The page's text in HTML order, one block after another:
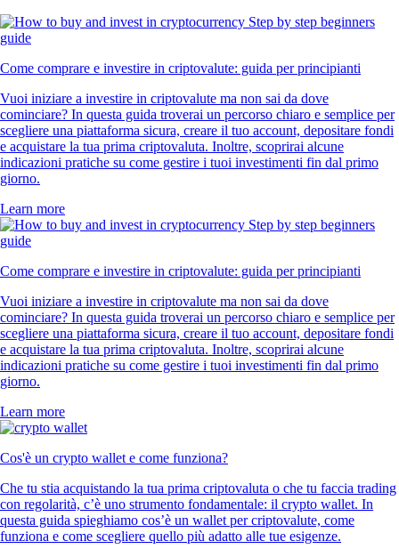
Come comprare e investire in criptovalute: guida per principianti
Vuoi iniziare a investire in criptovalute ma non sai da dove
cominciare? In questa guida troverai un percorso chiaro e semplice per
scegliere una piattaforma sicura, creare il tuo account, depositare fondi
e acquistare la tua prima criptovaluta. Inoltre, scoprirai alcune
indicazioni pratiche su come gestire i tuoi investimenti fin dal primo
giorno.
Learn more
Come comprare e investire in criptovalute: guida per principianti
Vuoi iniziare a investire in criptovalute ma non sai da dove
cominciare? In questa guida troverai un percorso chiaro e semplice per
scegliere una piattaforma sicura, creare il tuo account, depositare fondi
e acquistare la tua prima criptovaluta. Inoltre, scoprirai alcune
indicazioni pratiche su come gestire i tuoi investimenti fin dal primo
giorno.
Learn more
Cos'è un crypto wallet e come funziona?
Che tu stia acquistando la tua prima criptovaluta o che tu faccia trading
con regolarità, c’è uno strumento fondamentale: il crypto wallet. In
questa guida spieghiamo cos’è un wallet per criptovalute, come
funziona e come scegliere quello più adatto alle tue esigenze.